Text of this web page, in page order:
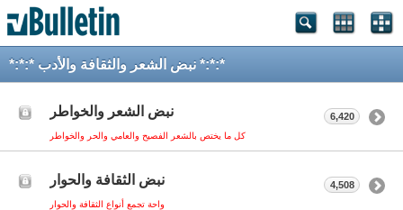
*:*:* نبض الشعر والثقافة والأدب *:*:*
نبض الشعر والخواطر
كل ما يختص بالشعر الفصيح والعامي والحر والخواطر
6,420
نبض الثقافة والحوار
واحة تجمع أنواع الثقافة والحوار
4,508